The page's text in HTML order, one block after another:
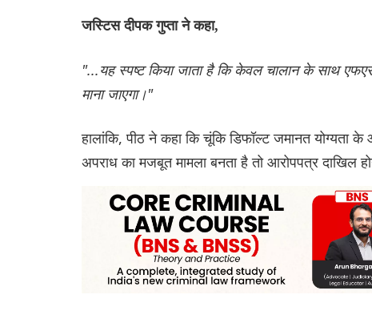
जस्टिस दीपक गुप्ता ने कहा,
"...यह स्पष्ट किया जाता है कि केवल चालान के साथ
माना जाएगा।"
हालांकि, पीठ ने कहा कि चूंकि डिफॉल्ट जमानत योग्यता
अपराध का मजबूत मामला बनता है तो आरोपपत्र दाखिल